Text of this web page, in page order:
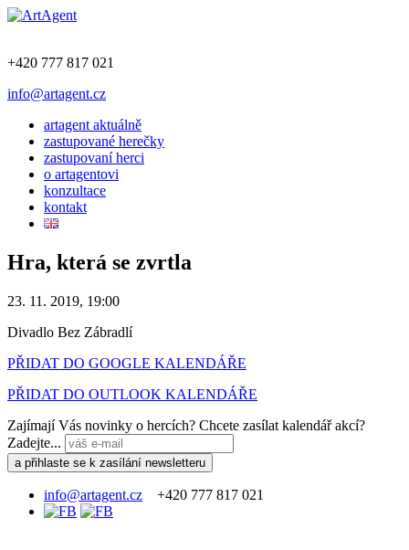
+420 777 817 021
info@artagent.cz
artagent aktuálně
zastupované herečky
zastupovaní herci
o artagentovi
konzultace
kontakt
Hra, která se zvrtla
23. 11. 2019, 19:00
Divadlo Bez Zábradlí
PŘIDAT DO GOOGLE KALENDÁŘE
PŘIDAT DO OUTLOOK KALENDÁŘE
Zajímají Vás novinky o hercích? Chcete zasílat kalendář akcí?
Zadejte...
info@artagent.cz +420 777 817 021